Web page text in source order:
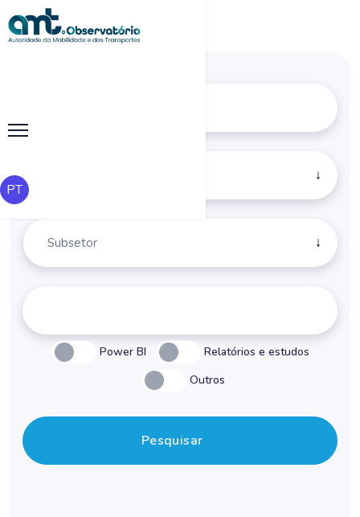
PT
Power BI
Relatórios e estudos
Outros
Pesquisar